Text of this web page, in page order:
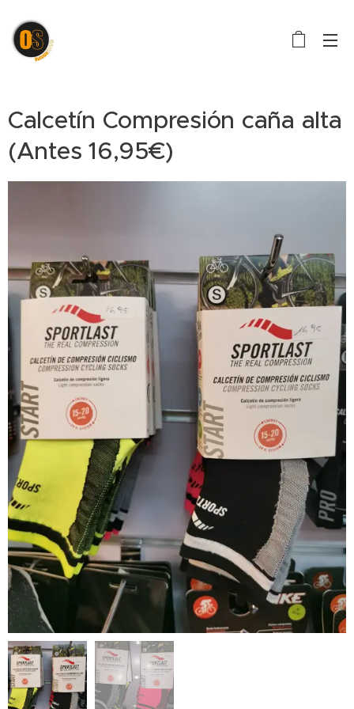
Calcetín Compresión caña alta
(Antes 16,95€)